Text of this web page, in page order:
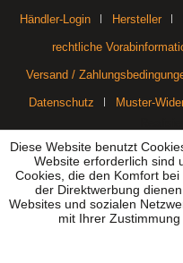
Händler-Login Hersteller
rechtliche
Versand /
Datenschutz Muster-
Diese Website benutzt
Website erforderlich sind
Cookies, die den Komfort
der Direktwerbung
Websites und sozialen
mit Ihrer Zustimmung